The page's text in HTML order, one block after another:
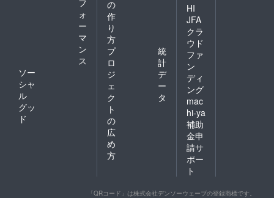
ォ
ー
マ
ン
ス
ソー
シャ
ル
グッ
ド
の
作
り
方
プ
ロ
ジ
ェ
ク
ト
の
広
め
方
統
計
デ
ー
タ
HI
JFA
クラ
ウド
ファ
ン
ディ
ング
mac
hi-ya
補助
金申
請サ
ポー
ト
「QRコード」は株式会社デンソーウェーブの登録商標です。